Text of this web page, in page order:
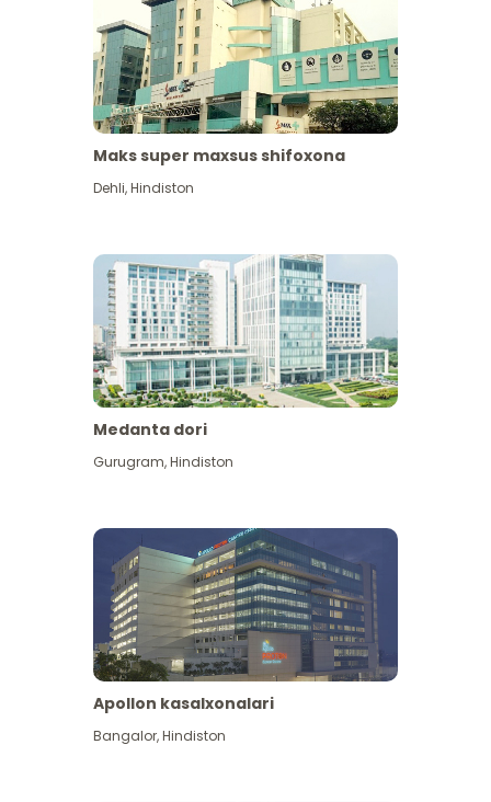
Maks super maxsus shifoxona
Dehli,Hindiston
Medanta dori
Gurugram,Hindiston
Apollon kasalxonalari
Bangalor,Hindiston